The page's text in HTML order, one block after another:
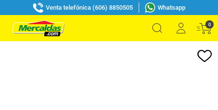
Venta telefónica (606) 8850505 Whatsapp
0